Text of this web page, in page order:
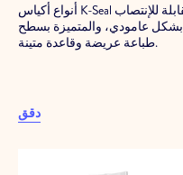
أنواع أكياس K-Seal القابلة للإنتصاب
بشكل عامودي، والمتميزة بسطح
طباعة عريضة وقاعدة متينة.
دقق